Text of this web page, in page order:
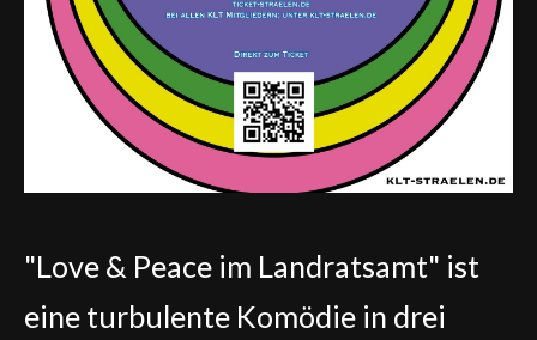
"Love & Peace im Landratsamt" ist
eine turbulente Komödie in drei